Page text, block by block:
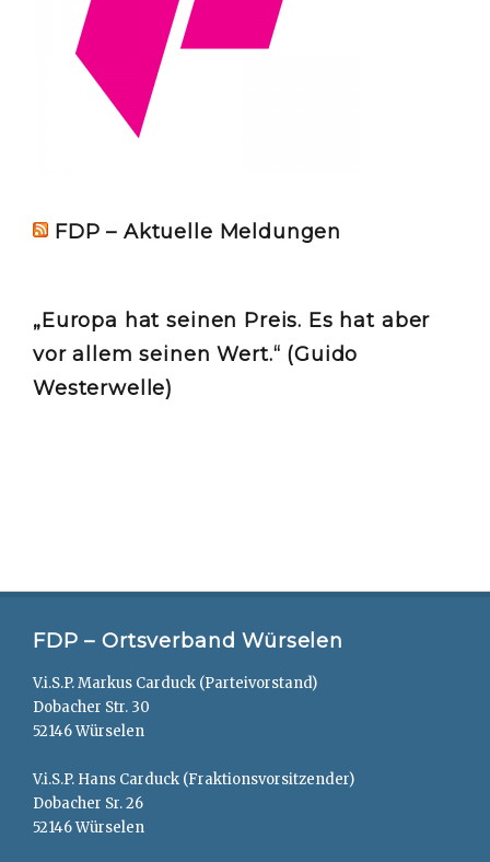
FDP – Aktuelle Meldungen
„Europa hat seinen Preis. Es hat aber
vor allem seinen Wert.“ (Guido
Westerwelle)
FDP – Ortsverband Würselen
V.i.S.P. Markus Carduck (Parteivorstand)
Dobacher Str. 30
52146 Würselen
V.i.S.P. Hans Carduck (Fraktionsvorsitzender)
Dobacher Sr. 26
52146 Würselen